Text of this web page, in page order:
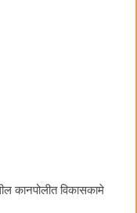
कानपोलीत विकासकामे